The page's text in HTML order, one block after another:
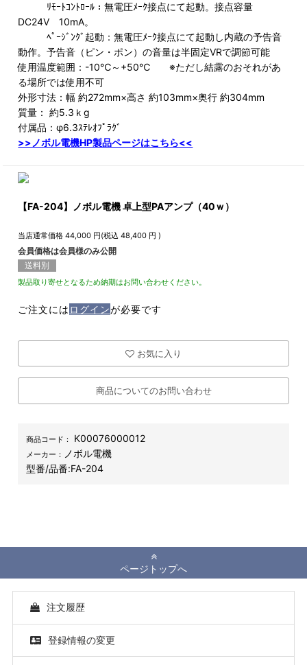
ﾘﾓｰﾄｺﾝﾄﾛｰﾙ：無電圧ﾒｰｸ接点にて起動。接点容量
DC24V 10mA。
ﾍﾟｰｼﾞﾝｸﾞ起動：無電圧ﾒｰｸ接点にて起動し内蔵の予告音
動作。予告音（ピン・ポン）の音量は半固定VRで調節可能
使用温度範囲：-10℃～+50℃ ※ただし結露のおそれがあ
る場所では使用不可
外形寸法：幅 約272mm×高さ 約103mm×奥行 約304mm
質量： 約5.3ｋg
付属品：φ6.3ｽﾃﾚｵﾌﾟﾗｸﾞ
>>ノボル電機HP製品ページはこちら<<
【FA-204】ノボル電機 卓上型PAアンプ（40ｗ）
当店通常価格 44,000 円(税込48,400 円 )
会員価格は会員様のみ公開
送料別
製品取り寄せとなるため納期はお問い合わせください。
ご注文には ログインが必要です
お気に入り
商品についてのお問い合わせ
商品コード： K00076000012
メーカー： ノボル電機
型番/品番:FA-204
ページトップへ
注文履歴
登録情報の変更